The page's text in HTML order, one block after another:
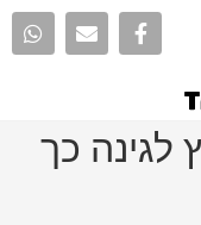
לגינה כך